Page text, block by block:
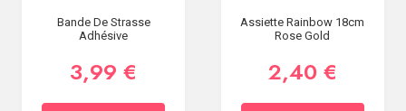
Bande De Strasse
Adhésive
3,99 €
Assiette Rainbow 18cm
Rose Gold
2,40 €